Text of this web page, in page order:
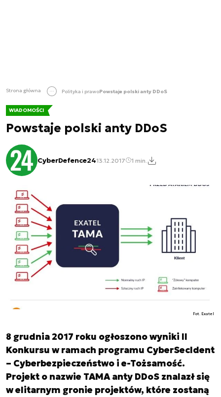
Strona główna Polityka i prawoPowstaje polski anty DDoS
WIADOMOŚCI
Powstaje polski anty DDoS
CyberDefence2413.12.2017 1 min.
Fot. Exatel
8 grudnia 2017 roku ogłoszono wyniki II
Konkursu w ramach programu CyberSecIdent
– Cyberbezpieczeństwo i e-Tożsamość.
Projekt o nazwie TAMA anty DDoS znalazł się
w elitarnym gronie projektów, które zostaną